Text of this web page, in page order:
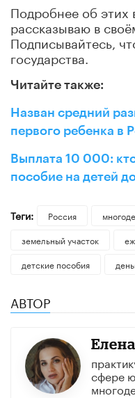
Подробнее об этих
рассказываю в
Подписывайтесь,
государства.
Читайте также:
Назван средний
первого ребенка в
Выплата 10 000:
пособие на детей
Теги: Россия
земельный участок
детские пособия
АВТОР
сфере